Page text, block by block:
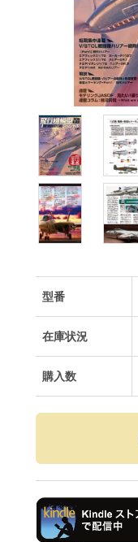
型番
在庫状況
購入数